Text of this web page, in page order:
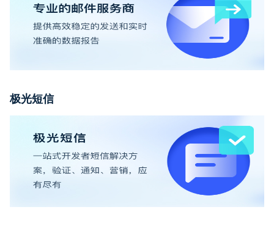
极光短信